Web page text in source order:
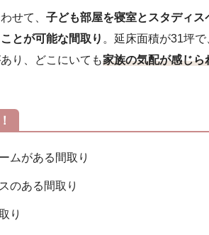
せて、 子ども部屋を寝室とスタディス
とが可能な間取り 。延床面積が31坪
り、どこにいても家族の気配が感じら
ムがある間取り
のある間取り
り